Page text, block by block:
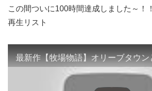
この間ついに100時間達成しました～！！
再生リスト